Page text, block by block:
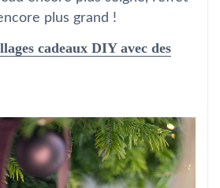
plus grand !
cadeaux DIY avec des